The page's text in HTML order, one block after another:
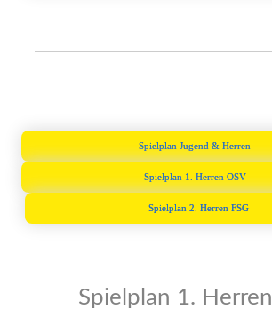
Spielplan Jugend & Herren
Spielplan 1. Herren OSV
Spielplan 2. Herren FSG
Spielplan 1. Herren